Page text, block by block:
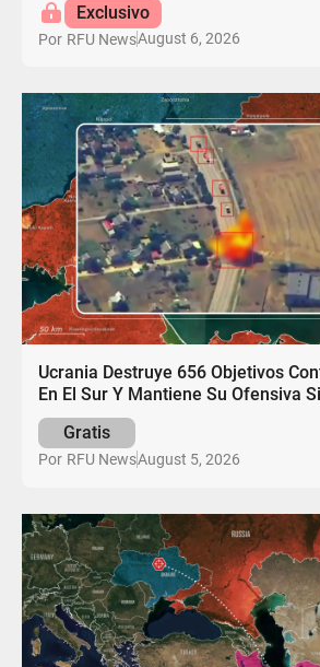
Exclusivo
Por RFU NewsAugust 6, 2026
Ucrania Destruye 656 Objetivos
En El Sur Y Mantiene Su Ofensiva
Gratis
Por RFU NewsAugust 5, 2026